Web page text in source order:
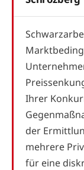
Ihrer
der
mehrere
für eine